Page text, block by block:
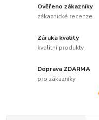
Ověřeno zákazníky
zákaznické recenze
Záruka kvality
kvalitní produkty
Doprava ZDARMA
pro zákazníky